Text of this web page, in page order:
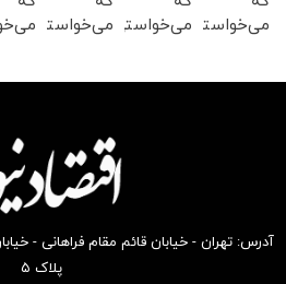
می‌خواستی می‌خواستی می‌خواستی
بخر !
بخر !
آدرس: تهران - خیابان قائم مقام فراهانی -
پلاک ۵